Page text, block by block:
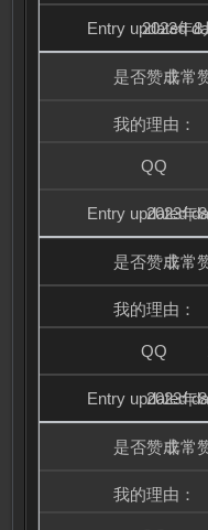
2023年8
非常
2023年
非常
2023年
非常